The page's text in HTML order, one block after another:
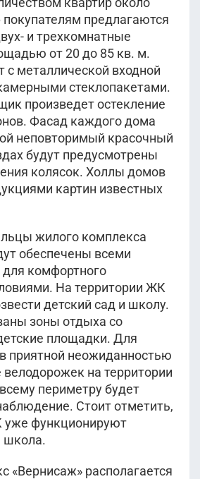
предлагаются
и трехкомнатные
от 20 до 85 кв. м.
с металлической входной
стеклопакетами.
произведет остекление
Фасад каждого дома
неповторимый красочный
будут предусмотрены
колясок. Холлы домов
картин известных
жилого комплекса
обеспечены всеми
комфортного
На территории ЖК
детский сад и школу.
зоны отдыха со
площадки. Для
приятной неожиданностью
велодорожек на территории
периметру будет
Стоит отметить,
уже функционируют
школа.
«Вернисаж» располагается